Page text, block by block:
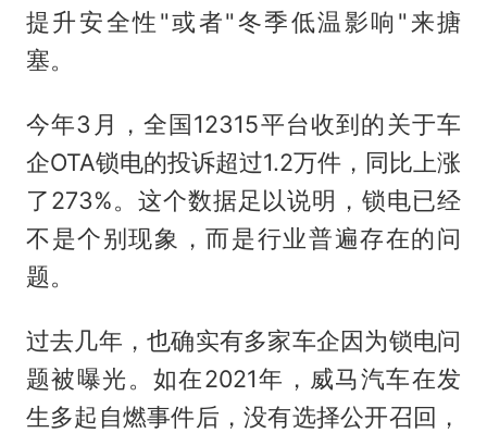
提升安全性"或者"冬季低温影响"来搪
塞。
今年3月，全国12315平台收到的关于车
企OTA锁电的投诉超过1.2万件，同比上涨
了273%。这个数据足以说明，锁电已经
不是个别现象，而是行业普遍存在的问
题。
过去几年，也确实有多家车企因为锁电问
题被曝光。如在2021年，威马汽车在发
生多起自燃事件后，没有选择公开召回，